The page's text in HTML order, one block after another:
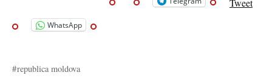
Tweet
WhatsApp
republica moldova